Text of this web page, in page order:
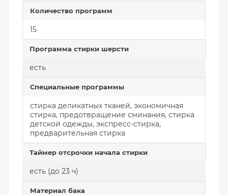
Количество программ
15
Программа стирки шерсти
есть
Специальные программы
стирка деликатных тканей, экономичная
стирка, предотвращение сминания, стирка
детской одежды, экспресс-стирка,
предварительная стирка
Таймер отсрочки начала стирки
есть (до 23 ч)
Материал бака